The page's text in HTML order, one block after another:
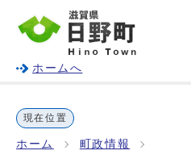
ホームへ
現在位置
ホーム 町政情報